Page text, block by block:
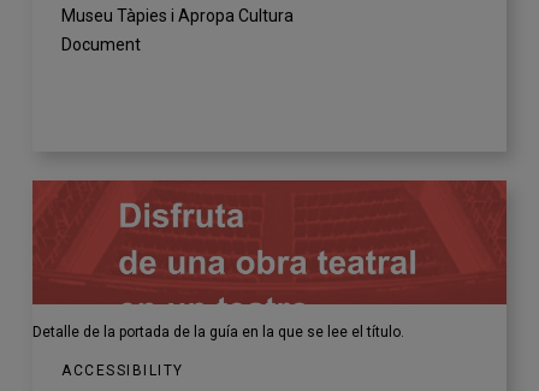
Museu Tàpies i Apropa Cultura
Document
Detalle de la portada de la guía en la que se lee el título.
ACCESSIBILITY